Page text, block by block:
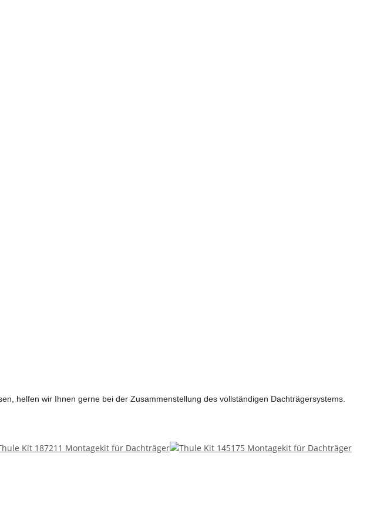
helfen wir Ihnen gerne bei der Zusammenstellung des vollständigen Dachträgersystems.